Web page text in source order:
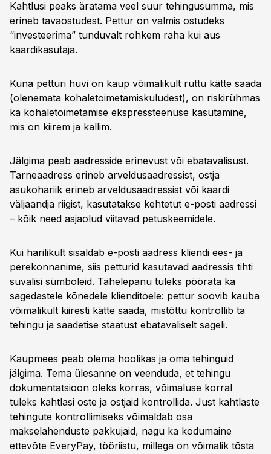
Kahtlusi peaks äratama veel suur tehingusumma, mis
erineb tavaostudest. Pettur on valmis ostudeks
“investeerima” tunduvalt rohkem raha kui aus
kaardikasutaja.
Kuna petturi huvi on kaup võimalikult ruttu kätte saada
(olenemata kohaletoimetamiskuludest), on riskirühmas
ka kohaletoimetamise ekspressteenuse kasutamine,
mis on kiirem ja kallim.
Jälgima peab aadresside erinevust või ebatavalisust.
Tarneaadress erineb arveldusaadressist, ostja
asukohariik erineb arveldusaadressist või kaardi
väljaandja riigist, kasutatakse kehtetut e-posti aadressi
– kõik need asjaolud viitavad petuskeemidele.
Kui harilikult sisaldab e-posti aadress kliendi ees- ja
perekonnanime, siis petturid kasutavad aadressis tihti
suvalisi sümboleid. Tähelepanu tuleks pöörata ka
sagedastele kõnedele klienditoele: pettur soovib kauba
võimalikult kiiresti kätte saada, mistõttu kontrollib ta
tehingu ja saadetise staatust ebatavaliselt sageli.
Kaupmees peab olema hoolikas ja oma tehinguid
jälgima. Tema ülesanne on veenduda, et tehingu
dokumentatsioon oleks korras, võimaluse korral
tuleks kahtlasi oste ja ostjaid kontrollida. Just kahtlaste
tehingute kontrollimiseks võimaldab osa
makselahenduste pakkujaid, nagu ka kodumaine
ettevõte EveryPay, tööriistu, millega on võimalik tõsta